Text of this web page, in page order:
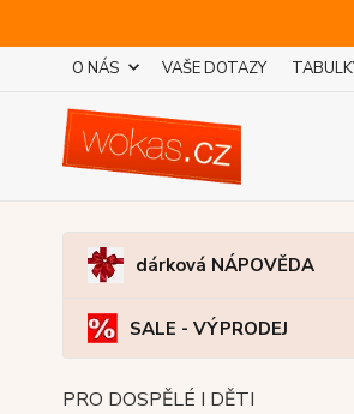
O NÁS VAŠE DOTAZY
dárková NÁPOVĚDA
SALE - VÝPRODEJ
PRO DOSPĚLÉ I DĚTI